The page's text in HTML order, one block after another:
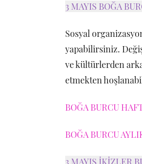
3 MAYIS BOĞA
Sosyal
yapabilirsiniz.
ve kültürlerden
etmekten
BOĞA BURCU
BOĞA BURCU
3 MAYIS İKİZLER